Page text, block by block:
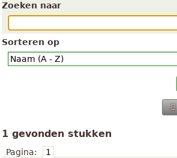
Zoeken naar
Sorteren op
1 gevonden stukken
Pagina:
1